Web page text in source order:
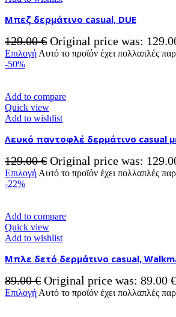
Μπεζ δερμάτινο casual, DUE
129.00€ Original price was:
Επιλογή Αυτό το προϊόν έχει πολλαπλές
-50%
Add to compare
Quick view
Add to wishlist
Λευκό παντοφλέ δερμάτινο casual
129.00€ Original price was:
Επιλογή Αυτό το προϊόν έχει πολλαπλές
-22%
Add to compare
Quick view
Add to wishlist
Μπλε δετό δερμάτινο casual,
89.00€ Original price was: 89.00
Επιλογή Αυτό το προϊόν έχει πολλαπλές